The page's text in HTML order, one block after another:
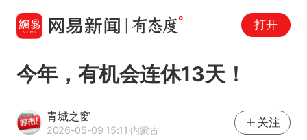
打开
今年，有机会连休13天！
青城之窗
2026-05-09 15:11·内蒙古
关注